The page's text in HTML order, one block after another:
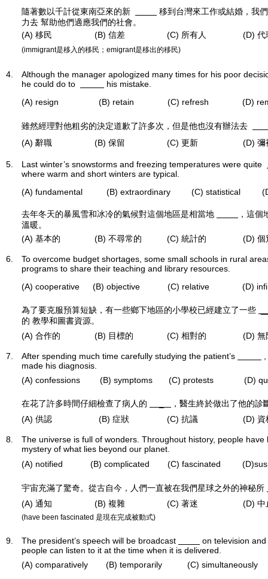
隨著數以千計從東南亞來的新
移到台灣來工作或結婚，我
力去 幫助他們適應我們的社會。
(A) 移民
(B) 信差 (C) 所有人 (D) 代
(immigrant是移入的移民；emigrant是移出的移民)
4.
Although the manager apologized many times for his poor
he could do to
his mistake.
(A) resign
(B) retain (C) refresh (D)
雖然經理對他粗劣的決定道歉了許多次，但是他也沒有辦法去
(A) 辭職
(B) 保留 (C) 更新 (D) 彌
5.
Last winter’s snowstorms and freezing temperatures were quite
where warm and short winters are typical.
(A) fundamental
(B) extraordinary (C) statistical
去年冬天的暴風雪和冰冷的氣候對這個地區是相當地
，這個
溫暖。
(A) 基本的
(B) 不尋常的 (C) 統計的 (D) 個
6.
To overcome budget shortages, some small schools in rural
programs to share their teaching and library resources.
(A) cooperative
(B) objective (C) relative (D)
為了要克服預算短缺，有一些鄉下地區的小學校已經建立了一些
的 教學和圖書資源。
(A) 合作的
(B) 目標的 (C) 相對的 (D) 無
7. After spending much time carefully studying the patient’s
made his diagnosis.
(A) confessions
(B) symptoms (C) protests (D)
在花了許多時間仔細檢查了病人的
，醫生終於做出了他的診
(A) 供認
(B) 症狀 (C) 抗議 (D) 資
8.
The universe is full of wonders. Throughout history, people
mystery of what lies beyond our planet.
(A) notified
(B) complicated (C) fascinated
宇宙充滿了驚奇。從古自今，人們一直被在我們星球之外的神秘所
(A) 通知
(B) 複雜 (C) 著迷 (D) 中
(have been fascinated 是現在完成被動式)
9. The president’s speech will be broadcast
on television
people can listen to it at the time when it is delivered.
(A) comparatively
(B) temporarily (C) simultaneously